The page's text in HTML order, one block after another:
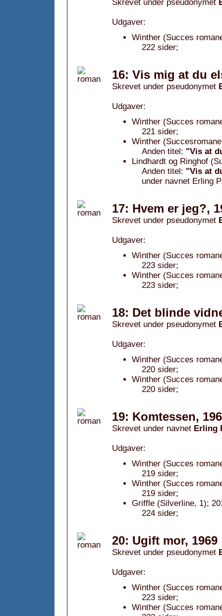
Skrevet under pseudonymet
Udgaver:
Winther (Succes
222 sider;
16: Vis mig at du
Skrevet under pseudonymet
Udgaver:
Winther (Succes
221 sider;
Winther
Anden titel: "Vis at
Lindhardt og Ringhof
Anden titel: "Vis at
under navnet Erling
17: Hvem er jeg?,
Skrevet under pseudonymet
Udgaver:
Winther (Succes
223 sider;
Winther (Succes
223 sider;
18: Det blinde
Skrevet under pseudonymet
Udgaver:
Winther (Succes
220 sider;
Winther (Succes
220 sider;
19: Komtessen,
Skrevet under navnet Erling
Udgaver:
Winther (Succes
219 sider;
Winther (Succes
219 sider;
Griffle (Silverline, 1);
224 sider;
20: Ugift mor, 1969
Skrevet under pseudonymet
Udgaver:
Winther (Succes
223 sider;
Winther (Succes